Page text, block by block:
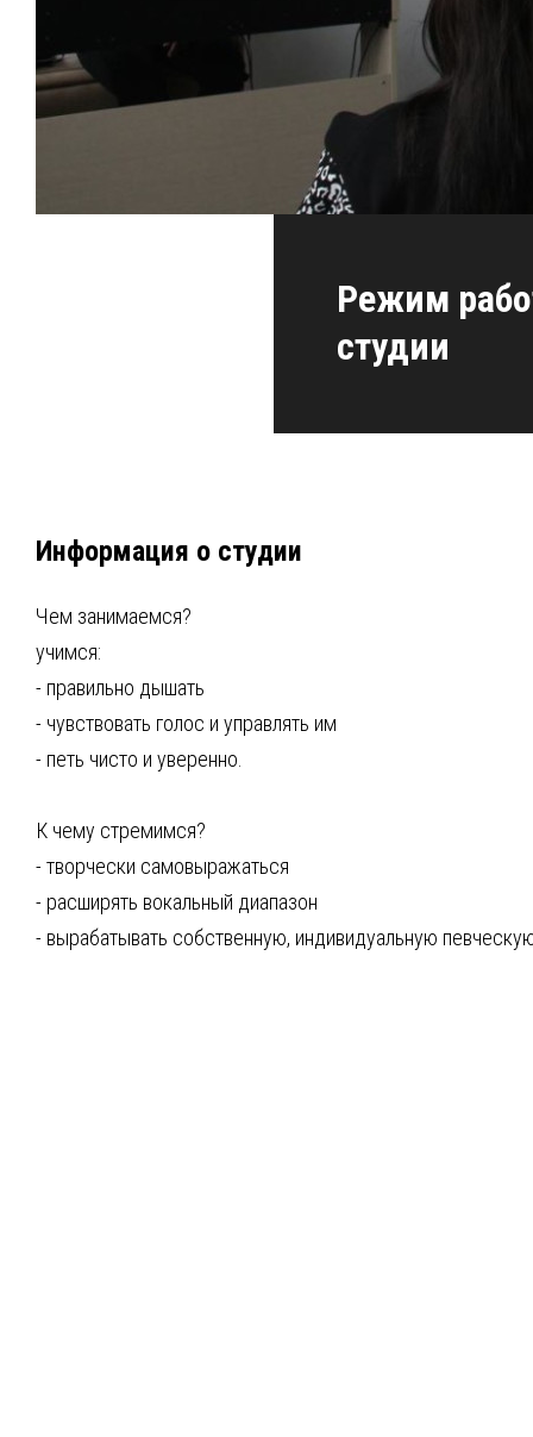
Режим
студии
Информация о студии
Чем занимаемся?
учимся:
- правильно дышать
- чувствовать голос и управлять им
- петь чисто и уверенно.
К чему стремимся?
- творчески самовыражаться
- расширять вокальный диапазон
- вырабатывать собственную, индивидуальную